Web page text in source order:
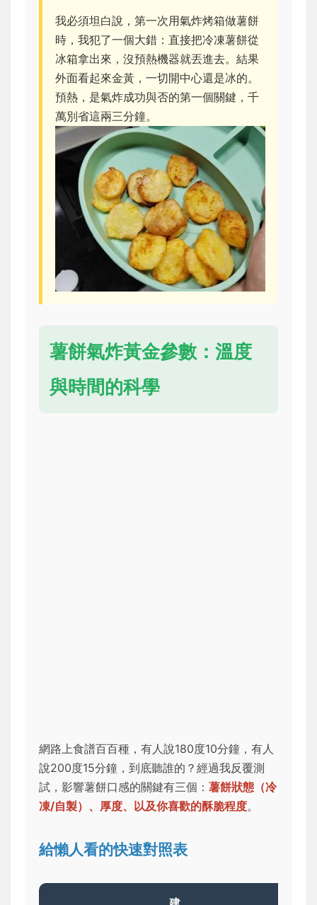
我必須坦白說，第一次用氣炸烤箱做薯餅
時，我犯了一個大錯：直接把冷凍薯餅從
冰箱拿出來，沒預熱機器就丟進去。結果
外面看起來金黃，一切開中心還是冰的。
預熱，是氣炸成功與否的第一個關鍵，千
萬別省這兩三分鐘。
薯餅氣炸黃金參數：溫度
與時間的科學
網路上食譜百百種，有人說180度10分鐘，有人
說200度15分鐘，到底聽誰的？經過我反覆測
試，影響薯餅口感的關鍵有三個： 薯餅狀態（冷
凍/自製）、厚度、以及你喜歡的酥脆程度。
給懶人看的快速對照表